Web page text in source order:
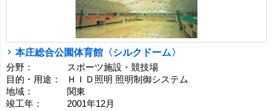
本庄総合公園体育館〈シルクドーム〉
分野：
スポーツ施設・競技場
目的・用途：
ＨＩＤ照明 照明制御システム
地域：
関東
竣工年：
2001年12月